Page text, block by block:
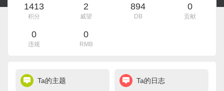
1413
积分
2
威望
894
DB
0
贡献
0
违规
0
RMB
Ta的主题 Ta的日志